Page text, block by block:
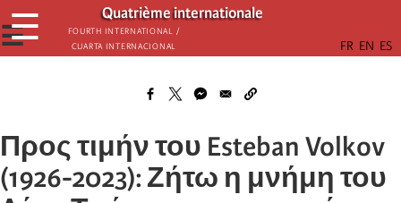
Παράκαμψη
προς
το
Quatrième internationale
Fourth International /
Cuarta Internacional
☰
☰
Προς τιμήν του Esteban Volkov
(1926-2023): Ζήτω η μνήμη του